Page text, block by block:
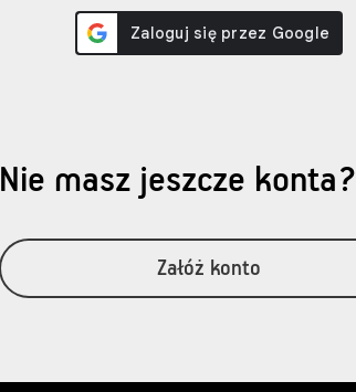
Nie masz jeszcze konta?
Załóż konto